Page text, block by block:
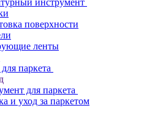
инструмент
поверхности
ленты
паркета
для паркета
и уход за паркетом